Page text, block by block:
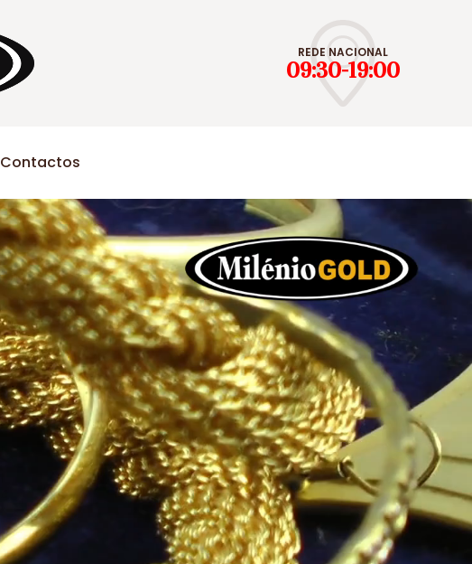
REDE NACIONAL
09:30-19:00
Contactos